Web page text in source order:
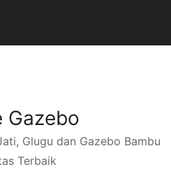
Gazebo
Glugu dan Gazebo Bambu
Terbaik